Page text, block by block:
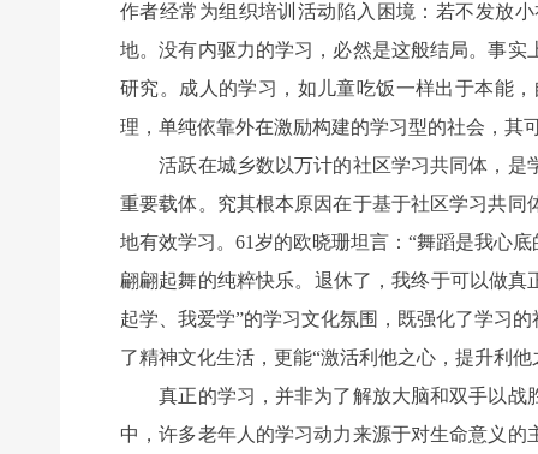
作者经常为组织培训活动陷入困境：若不发放
地。没有内驱力的学习，必然是这般结局。事
研究。成人的学习，如儿童吃饭一样出于本能
理，单纯依靠外在激励构建的学习型的社会，其
活跃在城乡数以万计的社区学习共同体，是
重要载体。究其根本原因在于基于社区学习共
地有效学习。61岁的欧晓珊坦言：“舞蹈是我心
翩翩起舞的纯粹快乐。退休了，我终于可以做
起学、我爱学”的学习文化氛围，既强化了学习
了精神文化生活，更能“激活利他之心，提升利他
真正的学习，并非为了解放大脑和双手以战
中，许多老年人的学习动力来源于对生命意义